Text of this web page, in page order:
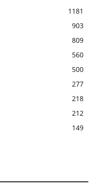
1181
903
809
560
500
277
218
212
149